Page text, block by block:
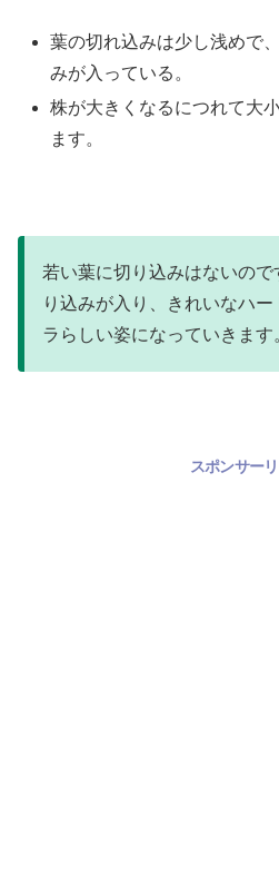
葉の切れ込みは少し浅めで
みが入っている。
株が大きくなるにつれて大
ます。
若い葉に切り込みはないの
り込みが入り、きれいなハ
ラらしい姿になっていきます
スポンサー